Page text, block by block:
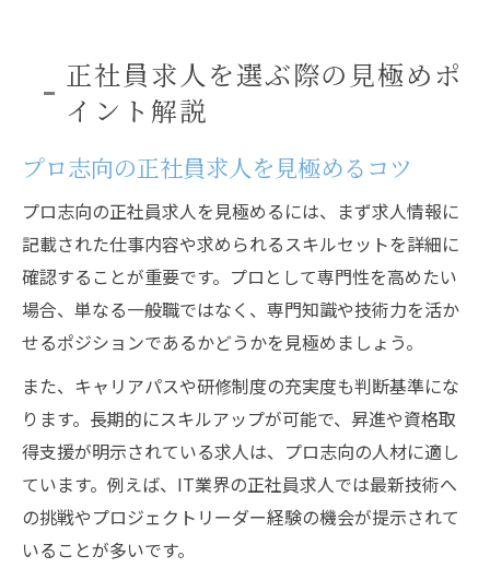
正社員求人を選ぶ際の見極めポ
イント解説
プロ志向の正社員求人を見極めるコツ
プロ志向の正社員求人を見極めるには、まず求人情報に
記載された仕事内容や求められるスキルセットを詳細に
確認することが重要です。プロとして専門性を高めたい
場合、単なる一般職ではなく、専門知識や技術力を活か
せるポジションであるかどうかを見極めましょう。
また、キャリアパスや研修制度の充実度も判断基準にな
ります。長期的にスキルアップが可能で、昇進や資格取
得支援が明示されている求人は、プロ志向の人材に適し
ています。例えば、IT業界の正社員求人では最新技術へ
の挑戦やプロジェクトリーダー経験の機会が提示されて
いることが多いです。